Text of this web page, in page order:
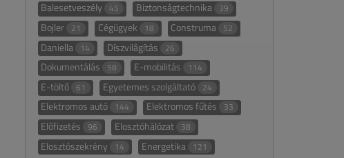
Balesetveszély 45 Biztonságtechnika 39
Bojler 21 Cégügyek 18 Construma 52
Daniella 14 Díszvilágítás 26
Dokumentálás 58 E-mobilitás 114
E-töltő 61 Egyetemes szolgáltató 24
Elektromos autó 144 Elektromos fűtés 33
Előfizetés 96 Elosztóhálózat 38
Elosztószekrény 14 Energetika 121